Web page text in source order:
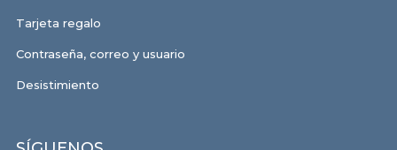
Tarjeta regalo
Contraseña, correo y usuario
Desistimiento